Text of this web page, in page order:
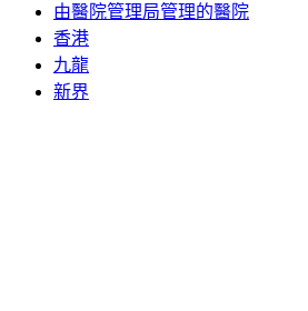
由醫院管理局管理的醫院
香港
九龍
新界